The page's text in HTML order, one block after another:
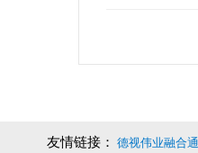
友情链接： 德视伟业融合